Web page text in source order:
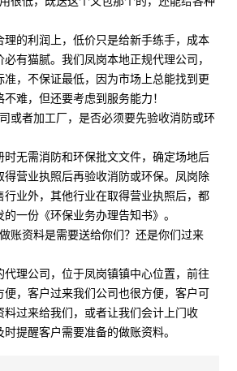
理的利润上，低价只是给新手练手，成本
有猫腻。我们凤岗本地正规代理公司，
准，不保证最低，因为市场上总能找到更
难，但还要考虑到服务能力！
或者加工厂，是否必须要先验收消防或环
时无需消防和环保批文文件，确定场地后
得营业执照后再验收消防或环保。凤岗除
行业外，其他行业在取得营业执照后，都
一份《环保业务办理告知书》。
账资料是需要送给你们？还是你们过来
代理公司，位于凤岗镇镇中心位置，前往
，客户过来我们公司也很方便，客户可
料过来给我们，或者让我们会计上门收
提醒客户需要准备的做账资料。